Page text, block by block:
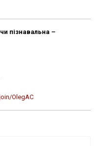
пізнавальна –
OlegAC